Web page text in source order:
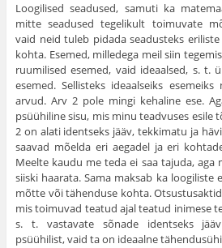
Loogilised seadused, samuti ka
mitte seadused tegelikult toimuvate
vaid neid tuleb pidada seadusteks
kohta. Esemed, milledega meil siin
ruumilised esemed, vaid ideaalsed, s. t.
esemed. Sellisteks ideaalseiks
arvud. Arv 2 pole mingi kehaline ese.
psüühiline sisu, mis minu teadvuses esile
2 on alati identseks jääv, tekkimatu ja
saavad mõelda eri aegadel ja eri
Meelte kaudu me teda ei saa tajuda, aga
siiski haarata. Sama maksab ka loogiliste
mõtte või tähenduse kohta.
mis toimuvad teatud ajal teatud inimese
s. t. vastavate sõnade identseks
psüühilist, vaid ta on ideaalne